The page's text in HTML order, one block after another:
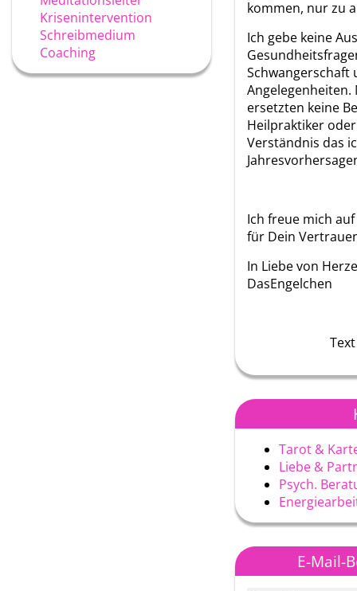
Krisenintervention
Schreibmedium
Coaching
kommen, nur zu
Ich gebe keine
Schwangerschaft
ersetzten keine
Heilpraktiker
Verständnis das
Ich freue mich
für Dein
In Liebe von
DasEngelchen
Tarot &
Liebe &
Psych.
E-Mail-